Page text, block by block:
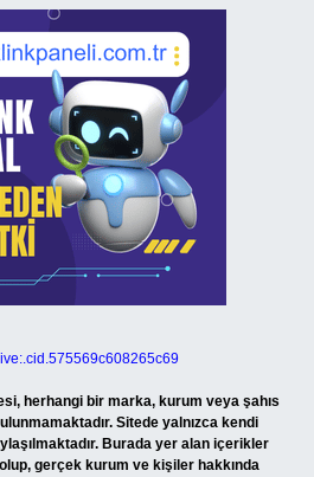
herhangi bir marka, kurum veya şahıs
Sitede yalnızca kendi
Burada yer alan içerikler
gerçek kurum ve kişiler hakkında